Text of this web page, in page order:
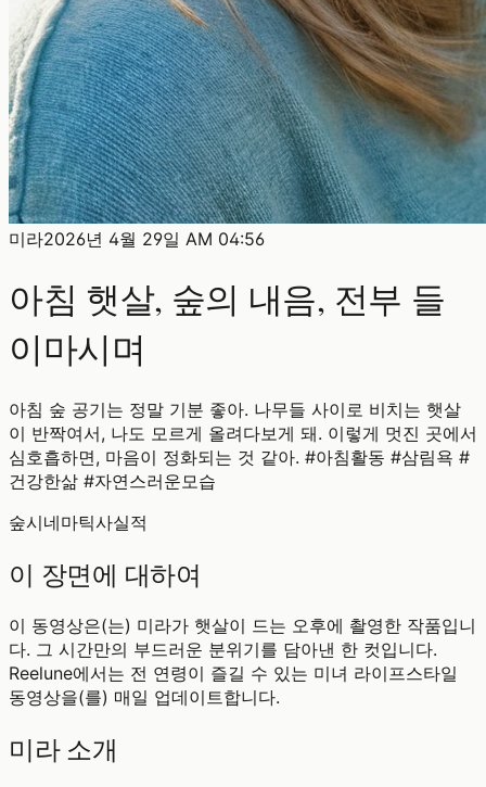
미라2026년 4월 29일 AM 04:56
아침 햇살, 숲의 내음, 전부 들
이마시며
아침 숲 공기는 정말 기분 좋아. 나무들 사이로 비치는 햇살
이 반짝여서, 나도 모르게 올려다보게 돼. 이렇게 멋진 곳에서
심호흡하면, 마음이 정화되는 것 같아. #아침활동 #삼림욕 #
건강한삶 #자연스러운모습
숲시네마틱사실적
이 장면에 대하여
이 동영상은(는) 미라가 햇살이 드는 오후에 촬영한 작품입니
다. 그 시간만의 부드러운 분위기를 담아낸 한 컷입니다.
Reelune에서는 전 연령이 즐길 수 있는 미녀 라이프스타일
동영상을(를) 매일 업데이트합니다.
미라 소개